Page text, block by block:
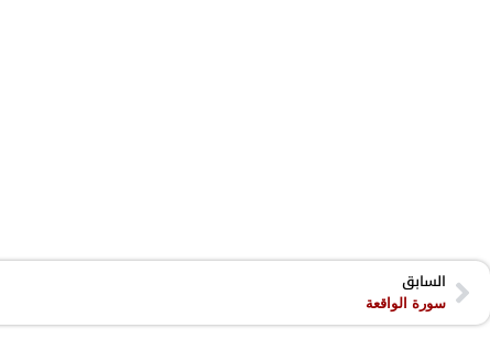
السابق
سورة الواقعة